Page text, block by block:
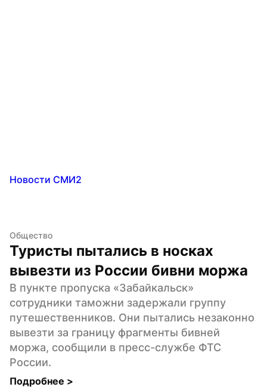
Новости СМИ2
Общество
Туристы пытались в носках
вывезти из России бивни моржа
В пункте пропуска «Забайкальск»
сотрудники таможни задержали группу
путешественников. Они пытались незаконно
вывезти за границу фрагменты бивней
моржа, сообщили в пресс-службе ФТС
России.
Подробнее >